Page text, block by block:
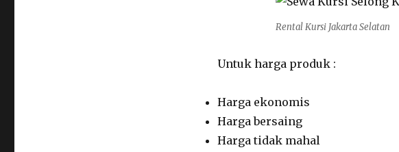
Rental Kursi Jakarta Selatan
Untuk harga produk :
Harga ekonomis
Harga bersaing
Harga tidak mahal